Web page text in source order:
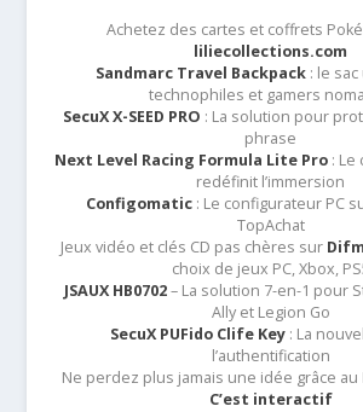
Achetez des cartes et coffrets
liliecollections.com
Sandmarc Travel Backpack : le
technophiles et gamers
SecuX X-SEED PRO : La solution pour
phrase
Next Level Racing Formula Lite Pro: Le
redéfinit l’immersion
Configomatic: Le configurateur PC
TopAchat
Jeux vidéo et clés CD pas chères sur
choix de jeux PC, Xbox,
JSAUX HB0702– La solution 7-en-1 pour
Ally et Legion Go
SecuX PUFido Clife Key : La
l’authentification
Ne perdez plus jamais une idée grâce au
C’est interactif